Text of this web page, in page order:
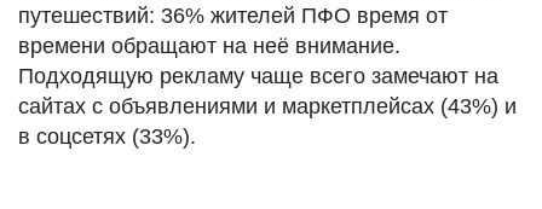
путешествий: 36% жителей ПФО время от
времени обращают на неё внимание.
Подходящую рекламу чаще всего замечают на
сайтах с объявлениями и маркетплейсах (43%) и
в соцсетях (33%).